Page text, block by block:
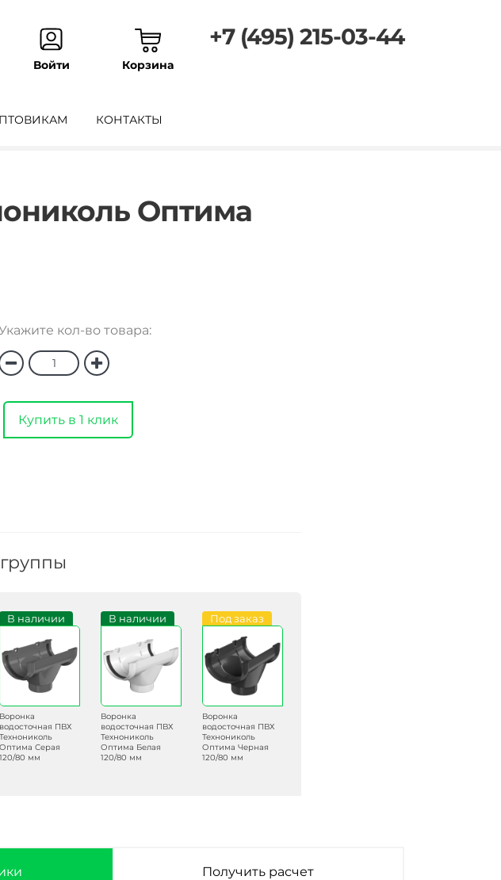
Войти Корзина
+7 (495) 215-03-44
КОНТАКТЫ
Оптима
кол-во товара:
Купить в 1 клик
В наличии
Воронка
водосточная ПВХ
Технониколь
Оптима Серая
120/80 мм
В наличии
Воронка
водосточная ПВХ
Технониколь
Оптима Белая
120/80 мм
Под заказ
Воронка
водосточная ПВХ
Технониколь
Оптима Черная
120/80 мм
Получить расчет